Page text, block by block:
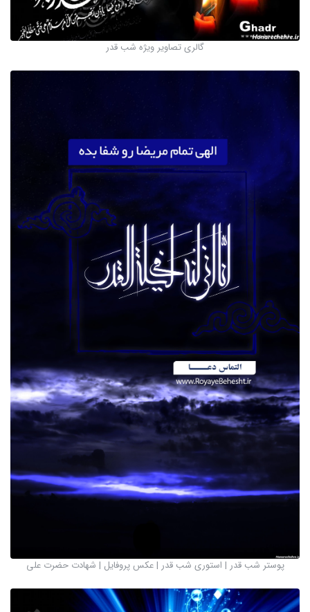
گالری تصاویر ویژه شب قدر
پوستر شب قدر | استوری شب قدر | عکس پروفایل | شهادت حضرت علی